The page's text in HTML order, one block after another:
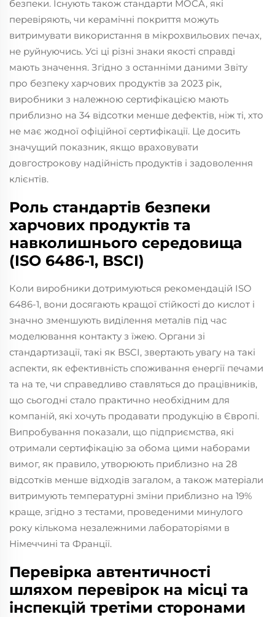
безпеки. Існують також стандарти MOCA, які
перевіряють, чи керамічні покриття можуть
витримувати використання в мікрохвильових печах,
не руйнуючись. Усі ці різні знаки якості справді
мають значення. Згідно з останніми даними Звіту
про безпеку харчових продуктів за 2023 рік,
виробники з належною сертифікацією мають
приблизно на 34 відсотки менше дефектів, ніж ті, хто
не має жодної офіційної сертифікації. Це досить
значущий показник, якщо враховувати
довгострокову надійність продуктів і задоволення
клієнтів.
Роль стандартів безпеки
харчових продуктів та
навколишнього середовища
(ISO 6486-1, BSCI)
Коли виробники дотримуються рекомендацій ISO
6486-1, вони досягають кращої стійкості до кислот і
значно зменшують виділення металів під час
моделювання контакту з їжею. Органи зі
стандартизації, такі як BSCI, звертають увагу на такі
аспекти, як ефективність споживання енергії печами
та на те, чи справедливо ставляться до працівників,
що сьогодні стало практично необхідним для
компаній, які хочуть продавати продукцію в Європі.
Випробування показали, що підприємства, які
отримали сертифікацію за обома цими наборами
вимог, як правило, утворюють приблизно на 28
відсотків менше відходів загалом, а також матеріали
витримують температурні зміни приблизно на 19%
краще, згідно з тестами, проведеними минулого
року кількома незалежними лабораторіями в
Німеччині та Франції.
Перевірка автентичності
шляхом перевірок на місці та
інспекцій третіми сторонами